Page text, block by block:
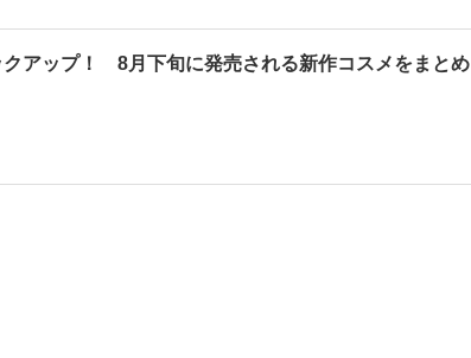
クアップ！ 8月下旬に発売される新作コスメをまとめ